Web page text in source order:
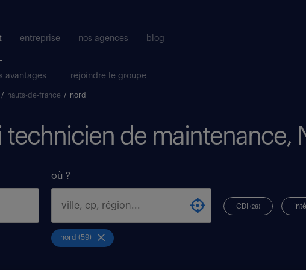
entreprise nos agences blog
avantages rejoindre le groupe
/ hauts-de-france / nord
technicien de maintenance,
où ?
nord (59)
CDI(26)